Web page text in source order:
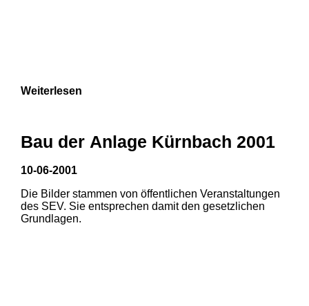
Weiterlesen
Bau der Anlage Kürnbach 2001
10-06-2001
Die Bilder stammen von öffentlichen Veranstaltungen
des SEV. Sie entsprechen damit den gesetzlichen
Grundlagen.